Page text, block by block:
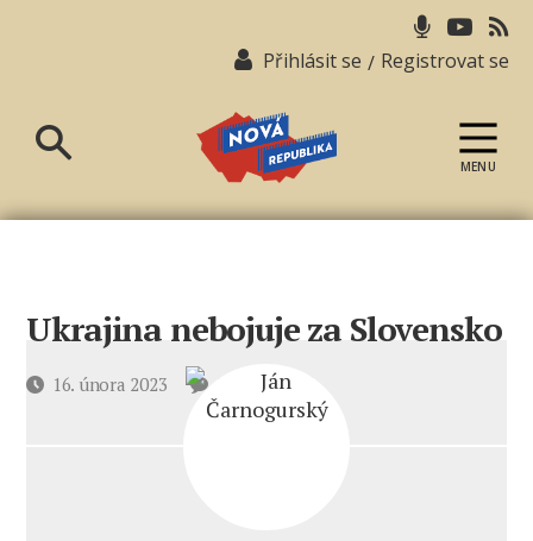
Přihlásit se / Registrovat se
republika
MENU
Ukrajina nebojuje za Slovensko
Datum16. února 2023 9 komentářů
textu